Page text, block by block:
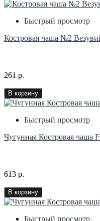
Быстрый просмотр
Костровая чаша №2
261 р.
В корзину
Быстрый просмотр
Чугунная Костровая чаша
613 р.
В корзину
Быстрый просмотр